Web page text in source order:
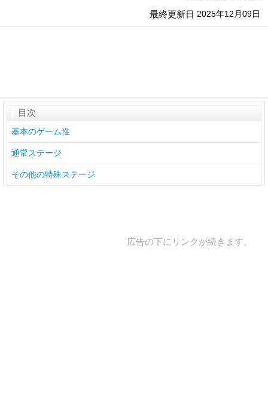
最終更新日 2025年12月09日
目次
基本のゲーム性
通常ステージ
その他の特殊ステージ
広告の下にリンクが続きます。